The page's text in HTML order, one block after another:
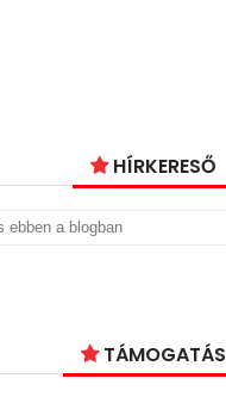
HÍRKERESŐ
TÁMOGATÁS